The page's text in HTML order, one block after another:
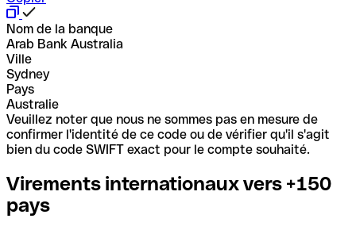
Nom de la banque
Arab Bank Australia
Ville
Sydney
Pays
Australie
Veuillez noter que nous ne sommes pas en mesure de
confirmer l'identité de ce code ou de vérifier qu'il s'agit
bien du code SWIFT exact pour le compte souhaité.
Virements internationaux vers +150
pays